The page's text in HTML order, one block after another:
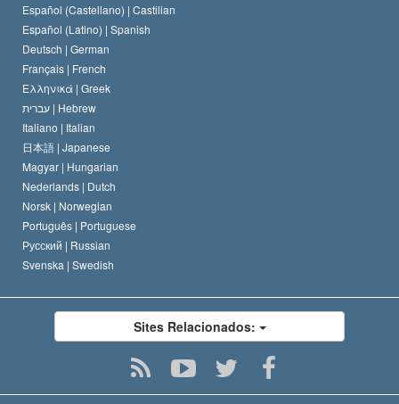
David Miscavige
Español (Castellano) | Castilian
Español (Latino) | Spanish
Deutsch | German
Français | French
Ελληνικά | Greek
עברית | Hebrew
Italiano | Italian
日本語 | Japanese
Magyar | Hungarian
Nederlands | Dutch
Norsk | Norwegian
Português | Portuguese
Русский | Russian
Svenska | Swedish
Sites Relacionados: